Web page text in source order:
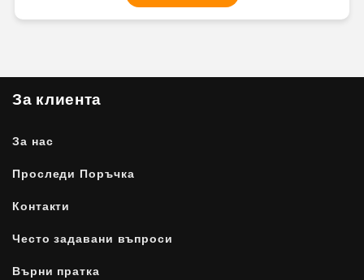
За клиента
За нас
Проследи Поръчка
Контакти
Често задавани въпроси
Върни пратка